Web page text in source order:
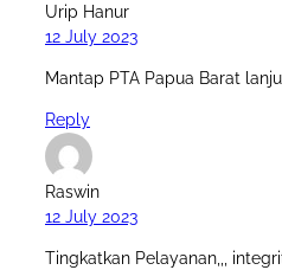
Urip Hanur
12 July 2023
Mantap PTA Papua Barat
Reply
Raswin
12 July 2023
Tingkatkan Pelayanan,,,